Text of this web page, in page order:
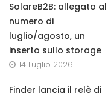
SolareB2B: allegato al
numero di
luglio/agosto, un
inserto sullo storage
14 Luglio 2026
Finder lancia il relè di